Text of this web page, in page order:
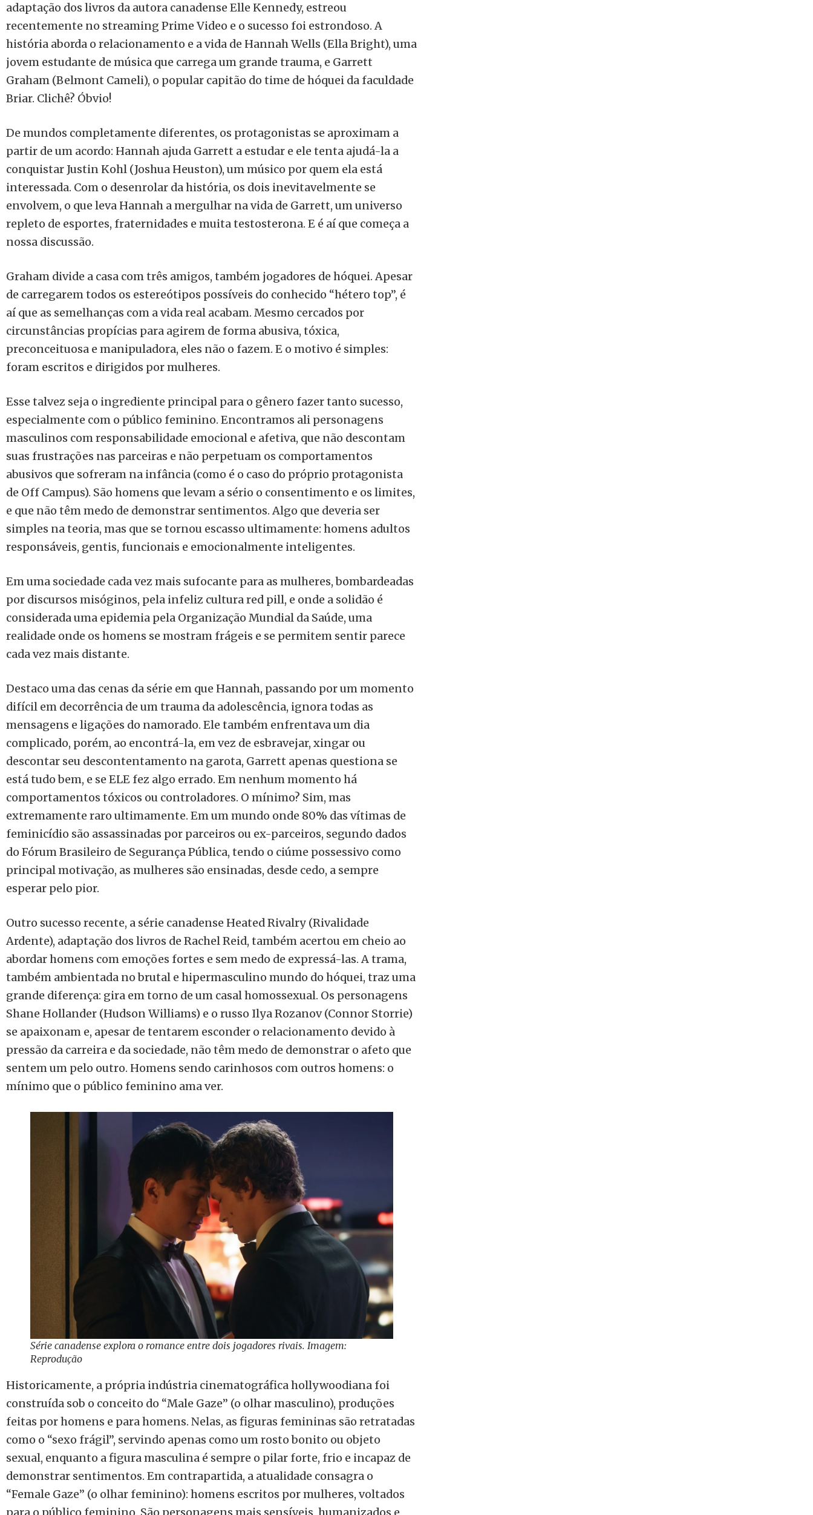
adaptação dos livros da autora canadense Elle Kennedy, estreou
recentemente no streaming Prime Video e o sucesso foi estrondoso. A
história aborda o relacionamento e a vida de Hannah Wells (Ella Bright), uma
jovem estudante de música que carrega um grande trauma, e Garrett
Graham (Belmont Cameli), o popular capitão do time de hóquei da faculdade
Briar. Clichê? Óbvio!
De mundos completamente diferentes, os protagonistas se aproximam a
partir de um acordo: Hannah ajuda Garrett a estudar e ele tenta ajudá-la a
conquistar Justin Kohl (Joshua Heuston), um músico por quem ela está
interessada. Com o desenrolar da história, os dois inevitavelmente se
envolvem, o que leva Hannah a mergulhar na vida de Garrett, um universo
repleto de esportes, fraternidades e muita testosterona. E é aí que começa a
nossa discussão.
Graham divide a casa com três amigos, também jogadores de hóquei. Apesar
de carregarem todos os estereótipos possíveis do conhecido “hétero top”, é
aí que as semelhanças com a vida real acabam. Mesmo cercados por
circunstâncias propícias para agirem de forma abusiva, tóxica,
preconceituosa e manipuladora, eles não o fazem. E o motivo é simples:
foram escritos e dirigidos por mulheres.
Esse talvez seja o ingrediente principal para o gênero fazer tanto sucesso,
especialmente com o público feminino. Encontramos ali personagens
masculinos com responsabilidade emocional e afetiva, que não descontam
suas frustrações nas parceiras e não perpetuam os comportamentos
abusivos que sofreram na infância (como é o caso do próprio protagonista
de Off Campus). São homens que levam a sério o consentimento e os limites,
e que não têm medo de demonstrar sentimentos. Algo que deveria ser
simples na teoria, mas que se tornou escasso ultimamente: homens adultos
responsáveis, gentis, funcionais e emocionalmente inteligentes.
Em uma sociedade cada vez mais sufocante para as mulheres, bombardeadas
por discursos misóginos, pela infeliz cultura red pill, e onde a solidão é
considerada uma epidemia pela Organização Mundial da Saúde, uma
realidade onde os homens se mostram frágeis e se permitem sentir parece
cada vez mais distante.
Destaco uma das cenas da série em que Hannah, passando por um momento
difícil em decorrência de um trauma da adolescência, ignora todas as
mensagens e ligações do namorado. Ele também enfrentava um dia
complicado, porém, ao encontrá-la, em vez de esbravejar, xingar ou
descontar seu descontentamento na garota, Garrett apenas questiona se
está tudo bem, e se ELE fez algo errado. Em nenhum momento há
comportamentos tóxicos ou controladores. O mínimo? Sim, mas
extremamente raro ultimamente. Em um mundo onde 80% das vítimas de
feminicídio são assassinadas por parceiros ou ex-parceiros, segundo dados
do Fórum Brasileiro de Segurança Pública, tendo o ciúme possessivo como
principal motivação, as mulheres são ensinadas, desde cedo, a sempre
esperar pelo pior.
Outro sucesso recente, a série canadense Heated Rivalry (Rivalidade
Ardente), adaptação dos livros de Rachel Reid, também acertou em cheio ao
abordar homens com emoções fortes e sem medo de expressá-las. A trama,
também ambientada no brutal e hipermasculino mundo do hóquei, traz uma
grande diferença: gira em torno de um casal homossexual. Os personagens
Shane Hollander (Hudson Williams) e o russo Ilya Rozanov (Connor Storrie)
se apaixonam e, apesar de tentarem esconder o relacionamento devido à
pressão da carreira e da sociedade, não têm medo de demonstrar o afeto que
sentem um pelo outro. Homens sendo carinhosos com outros homens: o
mínimo que o público feminino ama ver.
Série canadense explora o romance entre dois jogadores rivais. Imagem:
Reprodução
Historicamente, a própria indústria cinematográfica hollywoodiana foi
construída sob o conceito do “Male Gaze” (o olhar masculino), produções
feitas por homens e para homens. Nelas, as figuras femininas são retratadas
como o “sexo frágil”, servindo apenas como um rosto bonito ou objeto
sexual, enquanto a figura masculina é sempre o pilar forte, frio e incapaz de
demonstrar sentimentos. Em contrapartida, a atualidade consagra o
“Female Gaze” (o olhar feminino): homens escritos por mulheres, voltados